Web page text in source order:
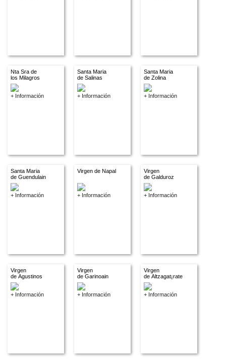
Nta Sra de
los Milagros
+ Información
Santa Maria
de Salinas
+ Información
Santa Maria
de Zolina
+ Información
Santa Maria
de Guendulain
+ Información
Virgen de Napal
+ Información
Virgen
de Galduroz
+ Información
Virgen
de Agustinos
+ Información
Virgen
de Garinoain
+ Información
Virgen
de Altzagat¡rate
+ Información